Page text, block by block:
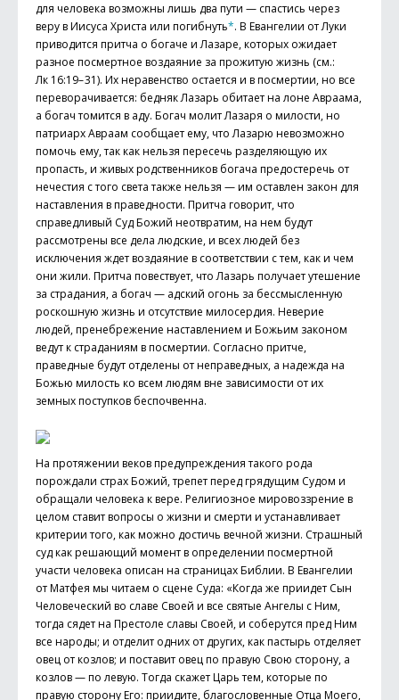
для человека возможны лишь два пути — спастись через
веру в Иису­са Христа или погибнуть*. В Евангелии от Луки
приводится притча о богаче и Лазаре, которых ожидает
разное посмертное воздаяние за прожитую жизнь (см.:
Лк 16:19– 31). Их неравенство остается и в посмертии, но все
переворачивается: бедняк Лазарь обитает на лоне Авраама,
а богач томится в аду. Богач молит Лазаря о милости, но
патриарх Авраам сообщает ему, что Лазарю невозможно
помочь ему, так как нельзя пересечь разделяющую их
пропасть, и живых родственников богача предостеречь от
нечестия с того света также нельзя — им оставлен закон для
наставления в праведности. Притча говорит, что
справедливый Суд Божий неотвратим, на нем будут
рассмотрены все дела людские, и всех людей без
исключения ждет воздаяние в соответствии с тем, как и чем
они жили. Притча повествует, что Лазарь получает утешение
за страдания, а богач — адский огонь за бессмысленную
роскошную жизнь и отсутствие милосердия. Неверие
людей, пренебрежение наставлением и Божьим законом
ведут к страданиям в посмертии. Согласно притче,
праведные будут отделены от неправедных, а надежда на
Божью милость ко всем людям вне зависимости от их
земных поступков беспочвенна.
На протяжении веков предупреждения такого рода
порождали страх Божий, трепет перед грядущим Судом и
обращали человека к вере. Религиозное мировоззрение в
целом ставит вопросы о жизни и смерти и устанавливает
критерии того, как можно достичь вечной жизни. Страшный
суд как решающий момент в определении посмертной
участи человека описан на страницах Библии. В Евангелии
от Матфея мы читаем о сцене Суда: «Когда же приидет Сын
Человеческий во славе Своей и все святые Ангелы с Ним,
тогда сядет на Престоле славы Своей, и соберутся пред Ним
все народы; и отделит одних от других, как пастырь отделяет
овец от козлов; и поставит овец по правую Свою сторону, а
козлов — по левую. Тогда скажет Царь тем, которые по
правую сторону Его: приидите, благословенные Отца Моего,